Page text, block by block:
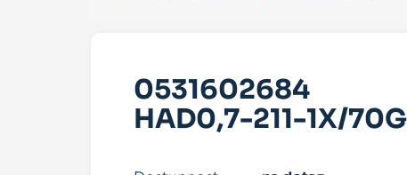
0531602684
HAD0,7-211-1X/